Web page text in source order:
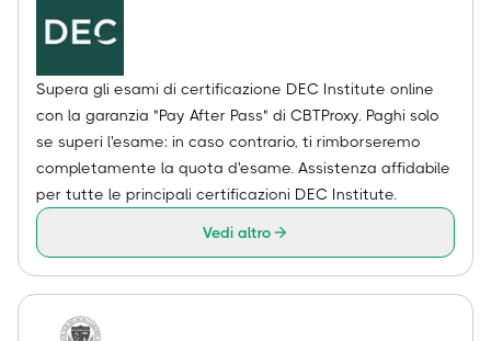
Supera gli esami di certificazione DEC Institute online
con la garanzia "Pay After Pass" di CBTProxy. Paghi solo
se superi l'esame: in caso contrario, ti rimborseremo
completamente la quota d'esame. Assistenza affidabile
per tutte le principali certificazioni DEC Institute.
Vedi altro